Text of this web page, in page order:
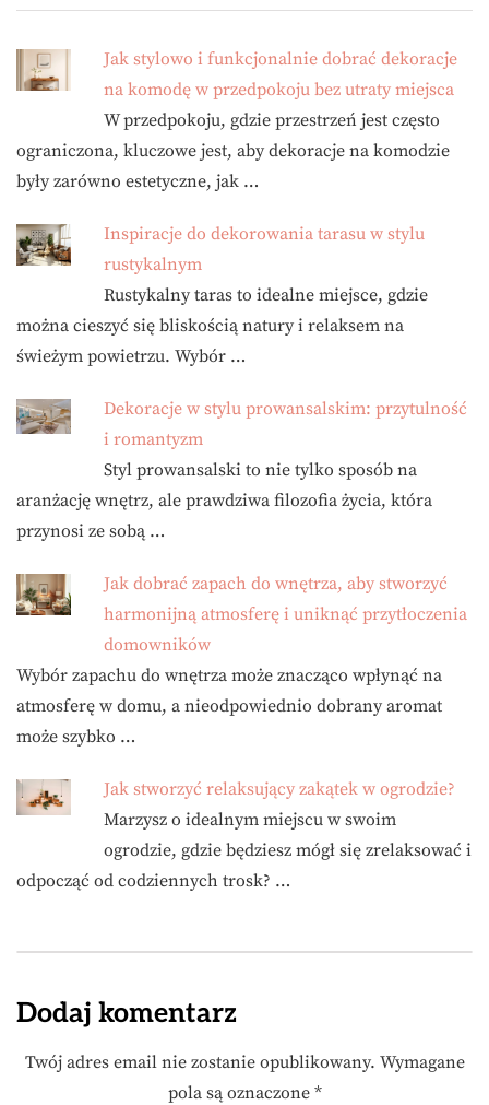
Jak stylowo i funkcjonalnie dobrać dekoracje
na komodę w przedpokoju bez utraty miejsca
W przedpokoju, gdzie przestrzeń jest często
ograniczona, kluczowe jest, aby dekoracje na komodzie
były zarówno estetyczne, jak …
Inspiracje do dekorowania tarasu w stylu
rustykalnym
Rustykalny taras to idealne miejsce, gdzie
można cieszyć się bliskością natury i relaksem na
świeżym powietrzu. Wybór …
Dekoracje w stylu prowansalskim: przytulność
i romantyzm
Styl prowansalski to nie tylko sposób na
aranżację wnętrz, ale prawdziwa filozofia życia, która
przynosi ze sobą …
Jak dobrać zapach do wnętrza, aby stworzyć
harmonijną atmosferę i uniknąć przytłoczenia
domowników
Wybór zapachu do wnętrza może znacząco wpłynąć na
atmosferę w domu, a nieodpowiednio dobrany aromat
może szybko …
Jak stworzyć relaksujący zakątek w ogrodzie?
Marzysz o idealnym miejscu w swoim
ogrodzie, gdzie będziesz mógł się zrelaksować i
odpocząć od codziennych trosk? …
Dodaj komentarz
Twój adres email nie zostanie opublikowany. Wymagane
pola są oznaczone *